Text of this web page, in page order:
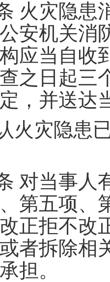
火灾隐患
安机关消
应当自收
之日起三
，并送达
火灾隐患
对当事人
第五项、
正拒不改
者拆除相
担。